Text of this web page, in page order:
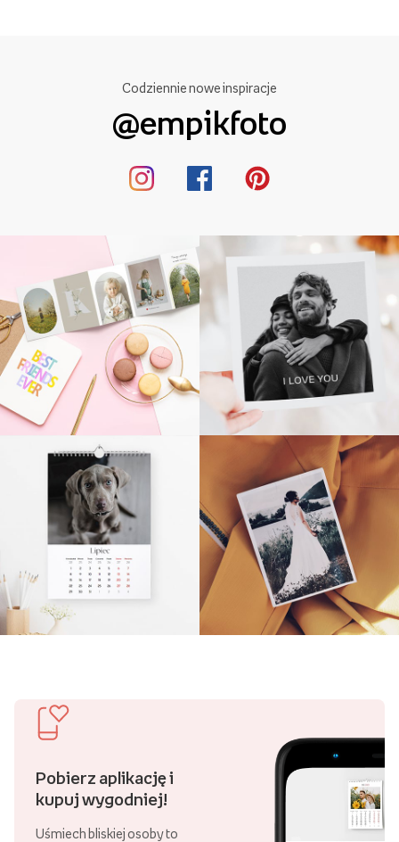
Codziennie nowe inspiracje
@empikfoto
Pobierz aplikację i
kupuj wygodniej!
Uśmiech bliskiej osoby to